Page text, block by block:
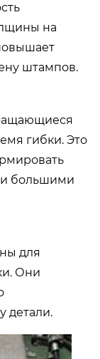
на
штампов.
гибки. Это
большими
для
Они
детали.